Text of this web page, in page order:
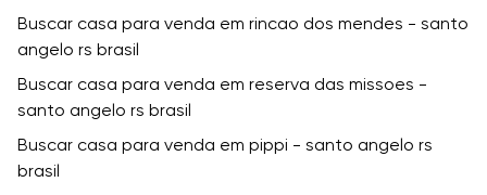
Buscar casa para venda em rincao dos mendes - santo
angelo rs brasil
Buscar casa para venda em reserva das missoes -
santo angelo rs brasil
Buscar casa para venda em pippi - santo angelo rs
brasil